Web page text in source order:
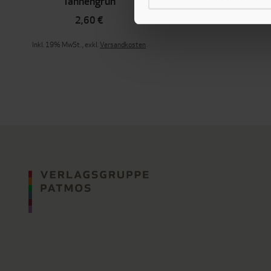
2,60 €
Inkl. 19% MwSt.,exkl.Versandkosten